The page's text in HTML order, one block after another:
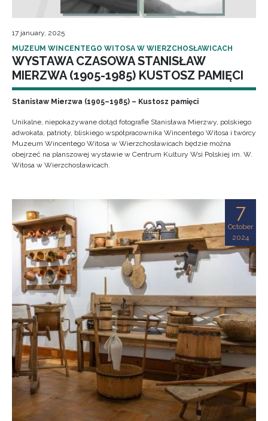
17 january, 2025
MUZEUM WINCENTEGO WITOSA W WIERZCHOSŁAWICACH
WYSTAWA CZASOWA STANISŁAW
MIERZWA (1905-1985) KUSTOSZ PAMIĘCI
Stanisław Mierzwa (1905–1985) – Kustosz pamięci
Unikalne, niepokazywane dotąd fotografie Stanisława Mierzwy, polskiego
adwokata, patrioty, bliskiego współpracownika Wincentego Witosa i twórcy
Muzeum Wincentego Witosa w Wierzchosławicach będzie można
obejrzeć na planszowej wystawie w Centrum Kultury Wsi Polskiej im. W.
Witosa w Wierzchosławicach.
7
October
2024